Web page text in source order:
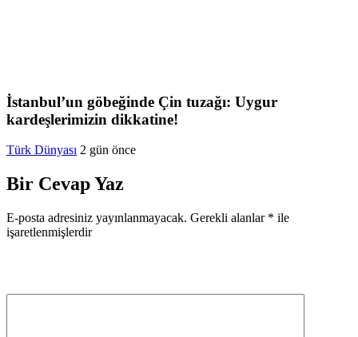
İstanbul’un göbeğinde Çin tuzağı: Uygur
kardeşlerimizin dikkatine!
Türk Dünyası 2 gün önce
Bir Cevap Yaz
E-posta adresiniz yayınlanmayacak. Gerekli alanlar * ile
işaretlenmişlerdir